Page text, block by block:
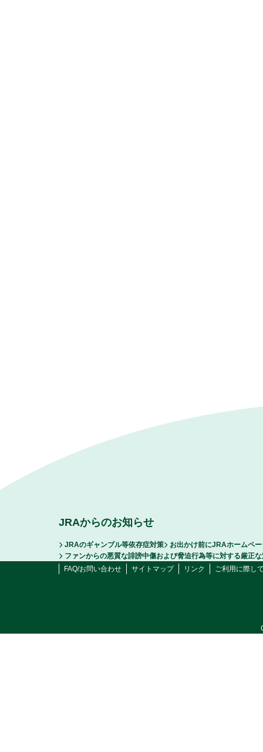
JRAからのお知らせ
JRAのギャンブル等依存症対策
お出かけ前にJRAホームペ
ファンからの悪質な誹謗中傷および脅迫行為等に対する厳正
FAQ/お問い合わせ
サイトマップ リンク ご利用に際し